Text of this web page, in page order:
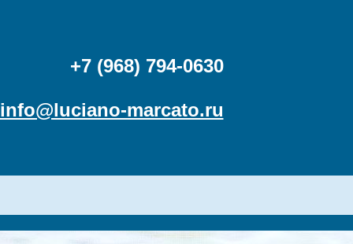
+7 (968) 794-0630
info@luciano-marcato.ru